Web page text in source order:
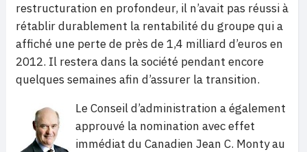
restructuration en profondeur, il n’avait pas réussi à
rétablir durablement la rentabilité du groupe qui a
affiché une perte de près de 1,4 milliard d’euros en
2012. Il restera dans la société pendant encore
quelques semaines afin d’assurer la transition.
Le Conseil d’administration a également
approuvé la nomination avec effet
immédiat du Canadien Jean C. Monty au